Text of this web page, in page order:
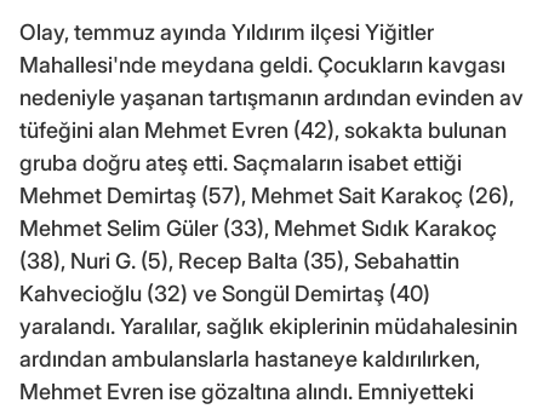
Olay, temmuz ayında Yıldırım ilçesi Yiğitler
Mahallesi'nde meydana geldi. Çocukların kavgası
nedeniyle yaşanan tartışmanın ardından evinden av
tüfeğini alan Mehmet Evren (42), sokakta bulunan
gruba doğru ateş etti. Saçmaların isabet ettiği
Mehmet Demirtaş (57), Mehmet Sait Karakoç (26),
Mehmet Selim Güler (33), Mehmet Sıdık Karakoç
(38), Nuri G. (5), Recep Balta (35), Sebahattin
Kahvecioğlu (32) ve Songül Demirtaş (40)
yaralandı. Yaralılar, sağlık ekiplerinin müdahalesinin
ardından ambulanslarla hastaneye kaldırılırken,
Mehmet Evren ise gözaltına alındı. Emniyetteki